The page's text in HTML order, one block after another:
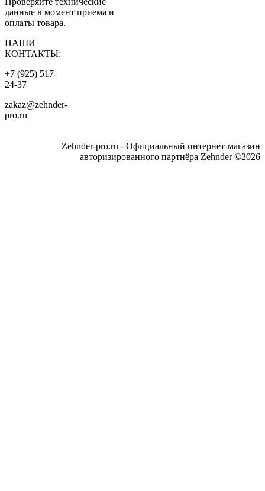
данные в момент приема и
оплаты товара.
НАШИ
КОНТАКТЫ:
+7 (925) 517-
24-37
zakaz@zehnder-
pro.ru
Zehnder-pro.ru - Официальный интернет-магазин
авторизированного партнёра Zehnder ©2026